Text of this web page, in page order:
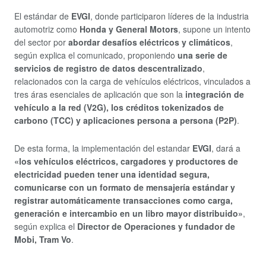
El estándar de EVGI, donde participaron líderes de la industria
automotriz como Honda y General Motors, supone un intento
del sector por abordar desafíos eléctricos y climáticos,
según explica el comunicado, proponiendo una serie de
servicios de registro de datos descentralizado,
relacionados con la carga de vehículos eléctricos, vinculados a
tres áras esenciales de aplicación que son la integración de
vehículo a la red (V2G), los créditos tokenizados de
carbono (TCC) y aplicaciones persona a persona (P2P).
De esta forma, la implementación del estandar EVGI, dará a
«los vehículos eléctricos, cargadores y productores de
electricidad pueden tener una identidad segura,
comunicarse con un formato de mensajería estándar y
registrar automáticamente transacciones como carga,
generación e intercambio en un libro mayor distribuido»,
según explica el Director de Operaciones y fundador de
Mobi, Tram Vo.